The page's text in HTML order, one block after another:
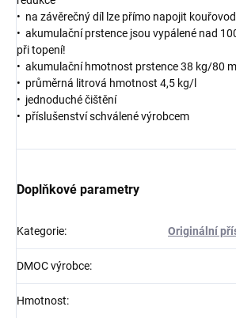
• na závěrečný díl lze přímo napojit
• akumulační prstence jsou vypálené nad
při topení!
• akumulační hmotnost prstence 38 kg/80
• průměrná litrová hmotnost 4,5 kg/l
• jednoduché čištění
• příslušenství schválené výrobcem
Doplňkové parametry
Kategorie: Originální
DMOC výrobce:
Hmotnost: